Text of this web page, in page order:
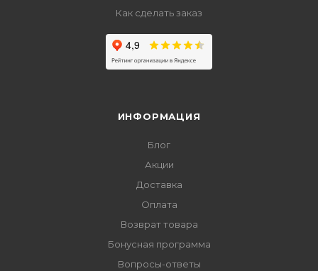
Как сделать заказ
ИНФОРМАЦИЯ
Блог
Акции
Доставка
Оплата
Возврат товара
Бонусная программа
Вопросы-ответы